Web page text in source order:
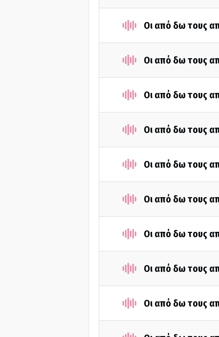
Οι από δω τους
Οι από δω τους
Οι από δω τους
Οι από δω τους
Οι από δω τους
Οι από δω τους
Οι από δω τους
Οι από δω τους
Οι από δω τους